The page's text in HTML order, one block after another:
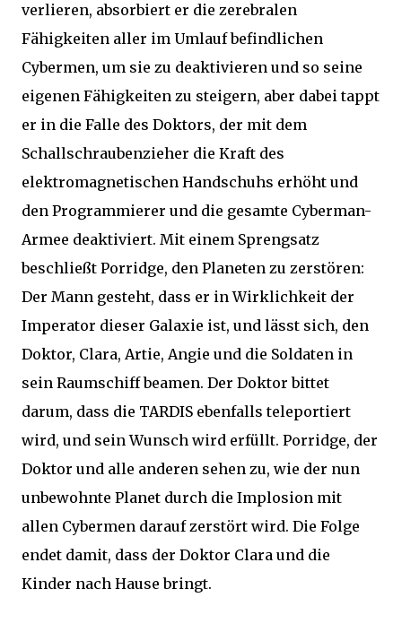
verlieren, absorbiert er die zerebralen
Fähigkeiten aller im Umlauf befindlichen
Cybermen, um sie zu deaktivieren und so seine
eigenen Fähigkeiten zu steigern, aber dabei tappt
er in die Falle des Doktors, der mit dem
Schallschraubenzieher die Kraft des
elektromagnetischen Handschuhs erhöht und
den Programmierer und die gesamte Cyberman-
Armee deaktiviert. Mit einem Sprengsatz
beschließt Porridge, den Planeten zu zerstören:
Der Mann gesteht, dass er in Wirklichkeit der
Imperator dieser Galaxie ist, und lässt sich, den
Doktor, Clara, Artie, Angie und die Soldaten in
sein Raumschiff beamen. Der Doktor bittet
darum, dass die TARDIS ebenfalls teleportiert
wird, und sein Wunsch wird erfüllt. Porridge, der
Doktor und alle anderen sehen zu, wie der nun
unbewohnte Planet durch die Implosion mit
allen Cybermen darauf zerstört wird. Die Folge
endet damit, dass der Doktor Clara und die
Kinder nach Hause bringt.